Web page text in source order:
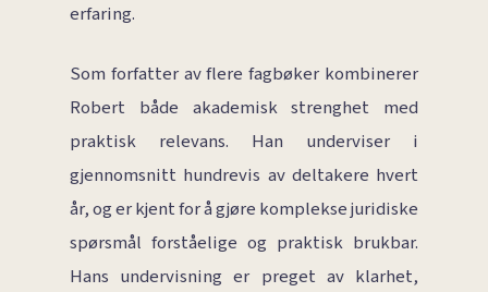
erfaring.
Som forfatter av flere fagbøker kombinerer
Robert både akademisk strenghet med
praktisk relevans. Han underviser i
gjennomsnitt hundrevis av deltakere hvert
år, og er kjent for å gjøre komplekse juridiske
spørsmål forståelige og praktisk brukbar.
Hans undervisning er preget av klarhet,